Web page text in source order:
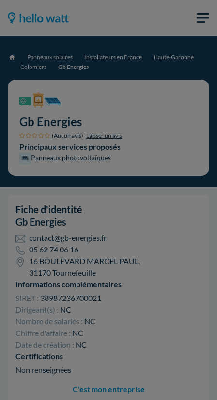
Accueil Panneaux solaires Installateurs en France
Haute-Garonne
Colomiers
Gb Energies
Gb Energies
(Aucun avis) Laisser un avis
Principaux services proposés
Panneaux photovoltaïques
Fiche d'identité
Gb Energies
contact@gb-energies.fr
05 62 74 06 16
16 BOULEVARD MARCEL PAUL,
31170 Tournefeuille
Informations complémentaires
SIRET : 38987236700021
Dirigeant(s) : NC
Nombre de salariés : NC
Chiffre d'affaire : NC
Date de création : NC
Certifications
Non renseignées
C'est mon entreprise